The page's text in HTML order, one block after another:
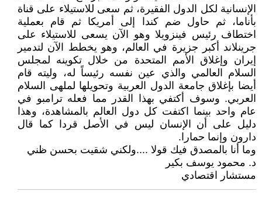
الإنسانية لكل الدول الفقيرة، ثم سعى للاستيلاء على قناة
بأناما، ثم حاول ضم كندا إلى أمريكا ثم قام بعملية
اختطاف رئيس فينزويلا وهو الآن يسعى للاستيلاء على
جرينلاند أكبر جزيرة في العالم، وهو يخطط الآن لتدمير
إيران وإغلاق الأمم المتحدة من خلال تكوينه لمجلس
السلام العالمي والذي عين نفسه رئيساً له، وليته قام
أيضا بإغلاق جامعة الدول العربية وتحويلها لملهى السلام
العربي. وسوف أكتفي بهذا القدر مما فعله ترامبو في
عام واحد بينما اكتفت كل دول العالم بالمشاهدة، وهذا
دليل على أن الإنسان ليس في الأصل قردا كما قال
دارون وإنما حمارا.
وما أنا بالمصدق فيك قولا ....ولكني شقيت بحسن ظني
د. محمود يوسف بكير
مستشار اقتصادي